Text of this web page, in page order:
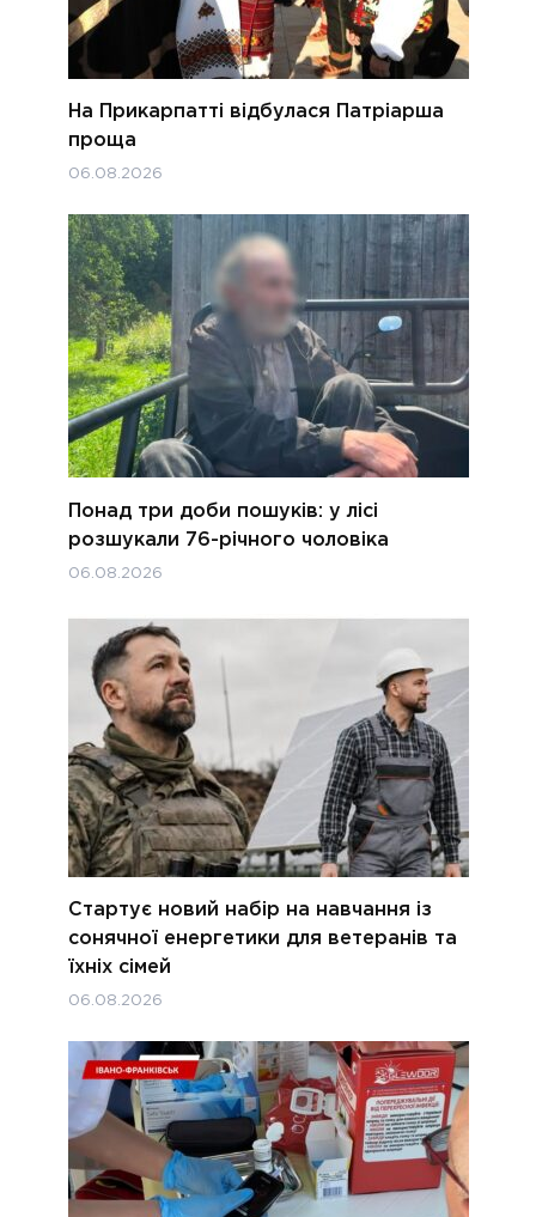
На Прикарпатті відбулася Патріарша
проща
06.08.2026
Понад три доби пошуків: у лісі
розшукали 76-річного чоловіка
06.08.2026
Стартує новий набір на навчання із
сонячної енергетики для ветеранів та
їхніх сімей
06.08.2026